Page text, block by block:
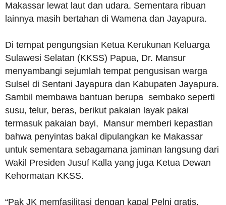
Makassar lewat laut dan udara. Sementara ribuan
lainnya masih bertahan di Wamena dan Jayapura.
Di tempat pengungsian Ketua Kerukunan Keluarga
Sulawesi Selatan (KKSS) Papua, Dr. Mansur
menyambangi sejumlah tempat pengusisan warga
Sulsel di Sentani Jayapura dan Kabupaten Jayapura.
Sambil membawa bantuan berupa sembako seperti
susu, telur, beras, berikut pakaian layak pakai
termasuk pakaian bayi, Mansur memberi kepastian
bahwa penyintas bakal dipulangkan ke Makassar
untuk sementara sebagamana jaminan langsung dari
Wakil Presiden Jusuf Kalla yang juga Ketua Dewan
Kehormatan KKSS.
“Pak JK memfasilitasi dengan kapal Pelni gratis.